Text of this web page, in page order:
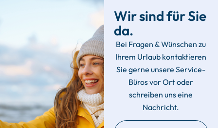
Wir sind für Sie
da.
Bei Fragen & Wünschen zu
Ihrem Urlaub kontaktieren
Sie gerne unsere Service-
Büros vor Ort oder
schreiben uns eine
Nachricht.